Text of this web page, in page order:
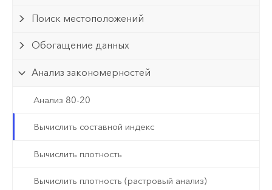
Поиск местоположений
Обогащение данных
Анализ закономерностей
Анализ 80-20
Вычислить составной индекс
Вычислить плотность
Вычислить плотность (растровый анализ)